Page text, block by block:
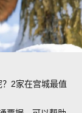
2家在宫城最值